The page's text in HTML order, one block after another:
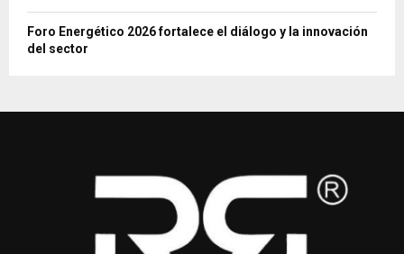
Foro Energético 2026 fortalece el diálogo y la innovación
del sector